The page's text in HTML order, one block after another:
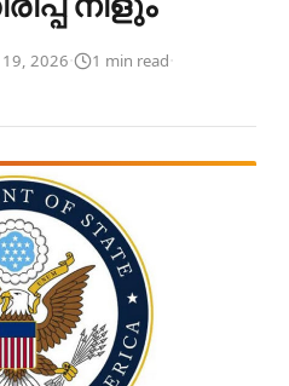
19, 2026· 1 min read·